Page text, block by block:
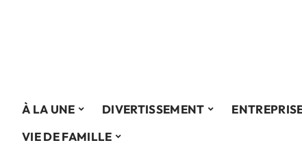
À LA UNE DIVERTISSEMENT
VIE DE FAMILLE